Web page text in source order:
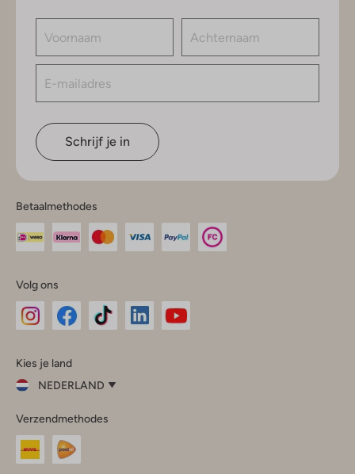
Schrijf je in
Betaalmethodes
Volg ons
InstagramFacebook
Kies je land
NEDERLAND
je
land
Nederland
Verzendmethodes